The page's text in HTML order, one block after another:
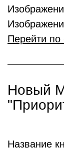
Перейти по
Новый
Название